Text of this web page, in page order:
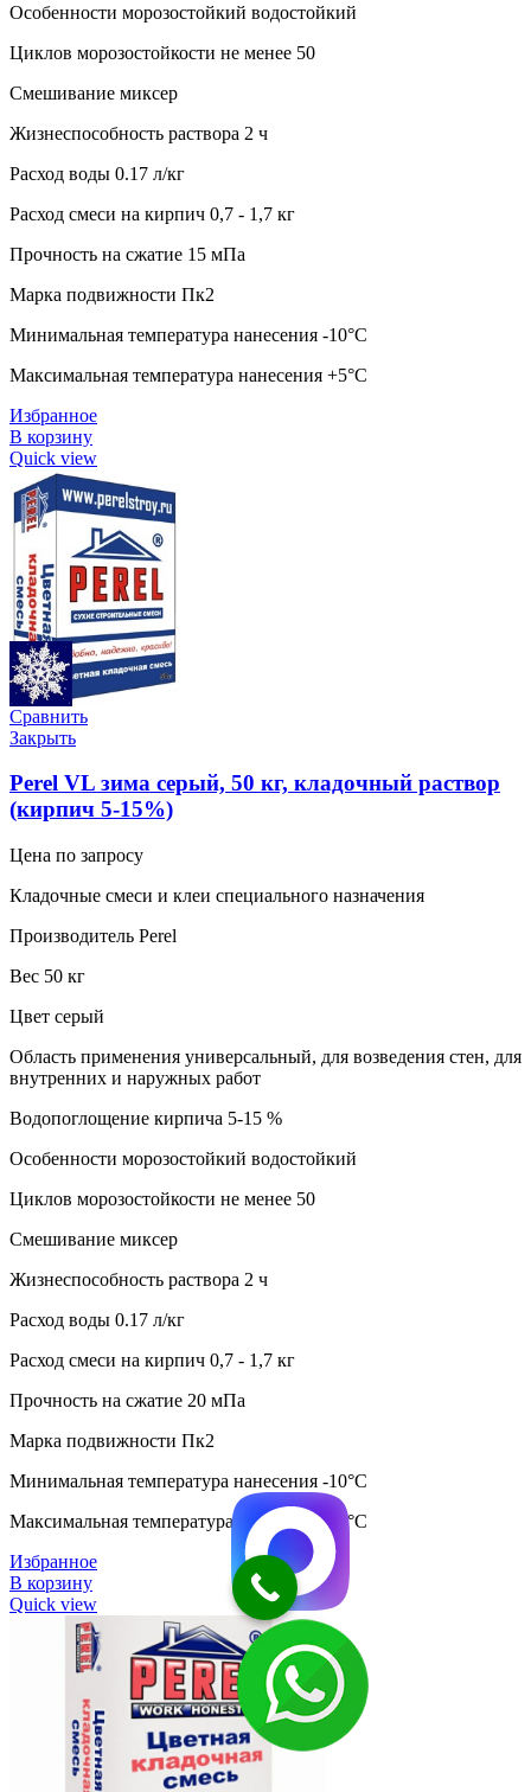
Особенности морозостойкий водостойкий
Циклов морозостойкости не менее 50
Смешивание миксер
Жизнеспособность раствора 2 ч
Расход воды 0.17 л/кг
Расход смеси на кирпич 0,7 - 1,7 кг
Прочность на сжатие 15 мПа
Марка подвижности Пк2
Минимальная температура нанесения -10°C
Максимальная температура нанесения +5°C
Избранное
В корзину
Quick view
Сравнить
Закрыть
Perel VL зима серый, 50 кг, кладочный раствор
(кирпич 5-15%)
Цена по запросу
Кладочные смеси и клеи специального назначения
Производитель Perel
Вес 50 кг
Цвет серый
Область применения универсальный, для возведения стен, для
внутренних и наружных работ
Водопоглощение кирпича 5-15 %
Особенности морозостойкий водостойкий
Циклов морозостойкости не менее 50
Смешивание миксер
Жизнеспособность раствора 2 ч
Расход воды 0.17 л/кг
Расход смеси на кирпич 0,7 - 1,7 кг
Прочность на сжатие 20 мПа
Марка подвижности Пк2
Минимальная температура нанесения -10°C
Максимальная температура нанесения +5°C
Избранное
В корзину
Quick view